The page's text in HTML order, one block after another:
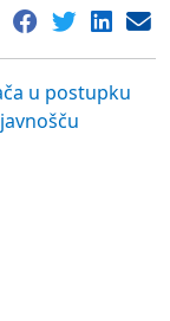
u postupku